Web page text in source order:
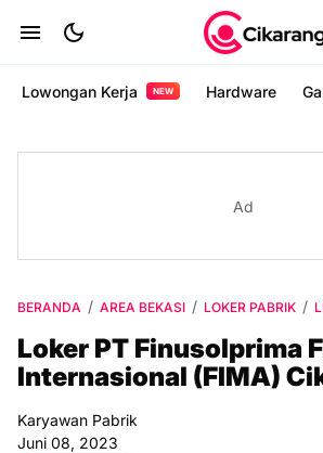
Lowongan Kerja NEW Hardware
Ad
BERANDA AREA BEKASI LOKER PABRIK
Loker PT Finusolprima
Internasional (FIMA)
Karyawan Pabrik
Juni 08, 2023